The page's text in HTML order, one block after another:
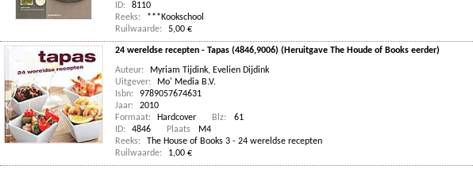
ID:
8110
Reeks:
***Kookschool
Ruilwaarde:
5,00 €
24 wereldse recepten - Tapas (4846,9006) (Heruitgave The Houde of Books eerder)
Auteur: Myriam Tijdink, Evelien Dijdink
Uitgever:
Mo' Media B.V.
Isbn:
9789057674631
Jaar:
2010
Formaat:
Hardcover Blz:
61
ID:
4846 Plaats
M4
Reeks:
The House of Books 3 - 24 wereldse recepten
Ruilwaarde:
1,00 €